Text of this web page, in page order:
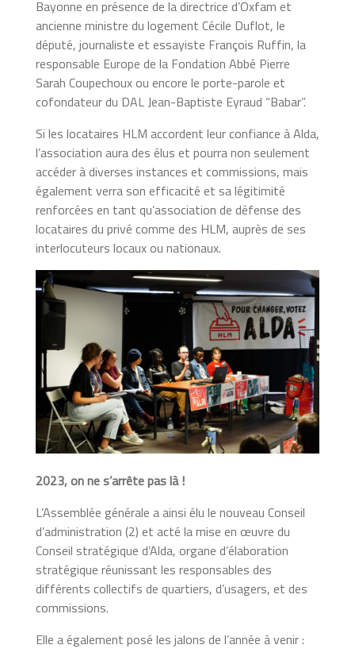
Bayonne en présence de la directrice d’Oxfam et
ancienne ministre du logement Cécile Duflot, le
député, journaliste et essayiste François Ruffin, la
responsable Europe de la Fondation Abbé Pierre
Sarah Coupechoux ou encore le porte-parole et
cofondateur du DAL Jean-Baptiste Eyraud “Babar”.
Si les locataires HLM accordent leur confiance à Alda,
l’association aura des élus et pourra non seulement
accéder à diverses instances et commissions, mais
également verra son efficacité et sa légitimité
renforcées en tant qu’association de défense des
locataires du privé comme des HLM, auprès de ses
interlocuteurs locaux ou nationaux.
2023, on ne s’arrête pas là !
L’Assemblée générale a ainsi élu le nouveau Conseil
d’administration (2) et acté la mise en œuvre du
Conseil stratégique d’Alda, organe d’élaboration
stratégique réunissant les responsables des
différents collectifs de quartiers, d’usagers, et des
commissions.
Elle a également posé les jalons de l’année à venir :